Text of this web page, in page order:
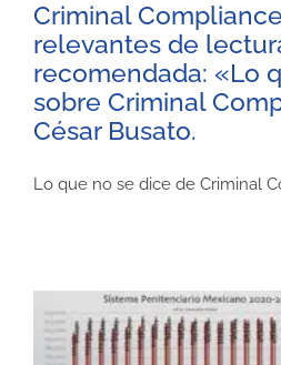
Criminal
relevantes de
recomendada: «Lo
sobre Criminal
César Busato.
Lo que no se dice de Criminal